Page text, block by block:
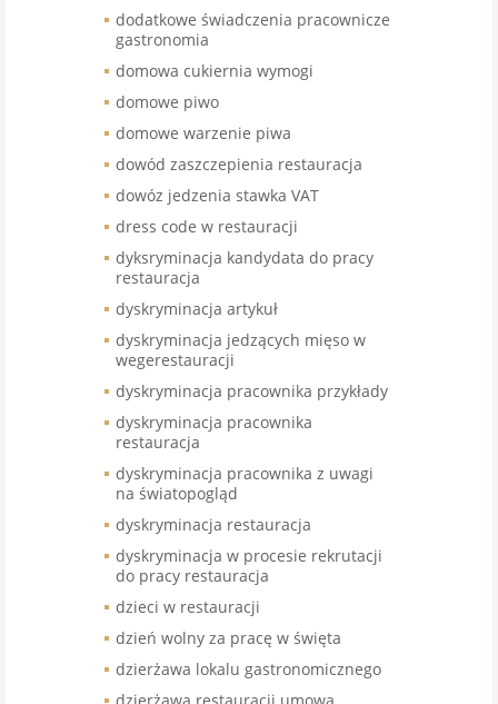
dodatkowe świadczenia pracownicze
gastronomia
domowa cukiernia wymogi
domowe piwo
domowe warzenie piwa
dowód zaszczepienia restauracja
dowóz jedzenia stawka VAT
dress code w restauracji
dyksryminacja kandydata do pracy
restauracja
dyskryminacja artykuł
dyskryminacja jedzących mięso w
wegerestauracji
dyskryminacja pracownika przykłady
dyskryminacja pracownika
restauracja
dyskryminacja pracownika z uwagi
na światopogląd
dyskryminacja restauracja
dyskryminacja w procesie rekrutacji
do pracy restauracja
dzieci w restauracji
dzień wolny za pracę w święta
dzierżawa lokalu gastronomicznego